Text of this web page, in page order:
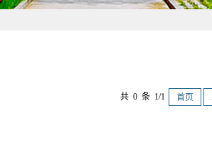
共 0 条 1/1 首页